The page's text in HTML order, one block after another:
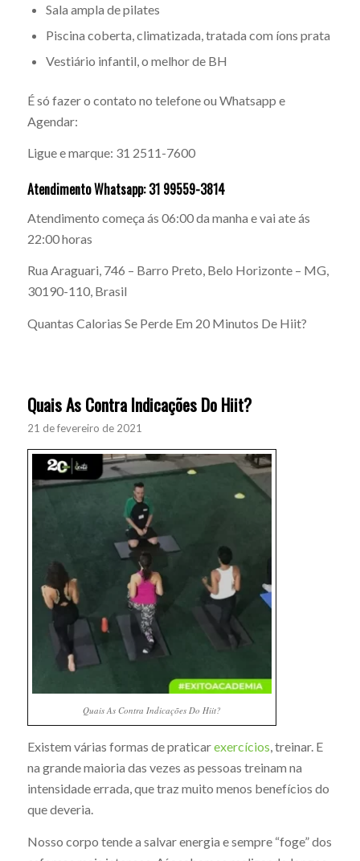
Sala ampla de pilates
Piscina coberta, climatizada, tratada com íons prata
Vestiário infantil, o melhor de BH
É só fazer o contato no telefone ou Whatsapp e
Agendar:
Ligue e marque: 31 2511-7600
Atendimento Whatsapp: 31 99559-3814
Atendimento começa ás 06:00 da manha e vai ate ás
22:00 horas
Rua Araguari, 746 – Barro Preto, Belo Horizonte – MG,
30190-110, Brasil
Quantas Calorias Se Perde Em 20 Minutos De Hiit?
Quais As Contra Indicações Do Hiit?
21 de fevereiro de 2021
Quais As Contra Indicações Do Hiit?
Existem várias formas de praticarexercícios, treinar. E
na grande maioria das vezes as pessoas treinam na
intensidade errada, que traz muito menos benefícios do
que deveria.
Nosso corpo tende a salvar energia e sempre “foge” dos